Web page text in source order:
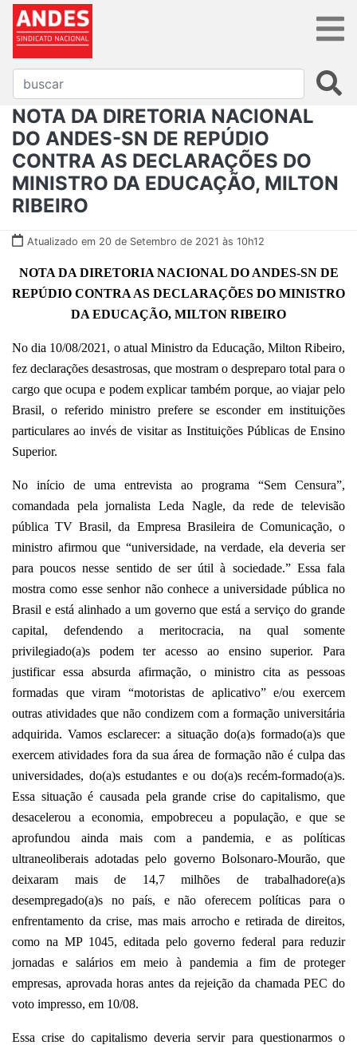
NOTA DA DIRETORIA NACIONAL
DO ANDES-SN DE REPÚDIO
CONTRA AS DECLARAÇÕES DO
MINISTRO DA EDUCAÇÃO, MILTON
RIBEIRO
Atualizado em 20 de Setembro de 2021 às 10h12
NOTA DA DIRETORIA NACIONAL DO ANDES-SN DE
REPÚDIO CONTRA AS DECLARAÇÕES DO MINISTRO
DA EDUCAÇÃO, MILTON RIBEIRO
No dia 10/08/2021, o atual Ministro da Educação, Milton Ribeiro,
fez declarações desastrosas, que mostram o despreparo total para o
cargo que ocupa e podem explicar também porque, ao viajar pelo
Brasil, o referido ministro prefere se esconder em instituições
particulares ao invés de visitar as Instituições Públicas de Ensino
Superior.
No início de uma entrevista ao programa “Sem Censura”,
comandada pela jornalista Leda Nagle, da rede de televisão
pública TV Brasil, da Empresa Brasileira de Comunicação, o
ministro afirmou que “universidade, na verdade, ela deveria ser
para poucos nesse sentido de ser útil à sociedade.” Essa fala
mostra como esse senhor não conhece a universidade pública no
Brasil e está alinhado a um governo que está a serviço do grande
capital, defendendo a meritocracia, na qual somente
privilegiado(a)s podem ter acesso ao ensino superior. Para
justificar essa absurda afirmação, o ministro cita as pessoas
formadas que viram “motoristas de aplicativo” e/ou exercem
outras atividades que não condizem com a formação universitária
adquirida. Vamos esclarecer: a situação do(a)s formado(a)s que
exercem atividades fora da sua área de formação não é culpa das
universidades, do(a)s estudantes e ou do(a)s recém-formado(a)s.
Essa situação é causada pela grande crise do capitalismo, que
desacelerou a economia, empobreceu a população, e que se
aprofundou ainda mais com a pandemia, e as políticas
ultraneoliberais adotadas pelo governo Bolsonaro-Mourão, que
deixaram mais de 14,7 milhões de trabalhadore(a)s
desempregado(a)s no país, e não oferecem políticas para o
enfrentamento da crise, mas mais arrocho e retirada de direitos,
como na MP 1045, editada pelo governo federal para reduzir
jornadas e salários em meio à pandemia a fim de proteger
empresas, aprovada horas antes da rejeição da chamada PEC do
voto impresso, em 10/08.
Essa crise do capitalismo deveria servir para questionarmos o